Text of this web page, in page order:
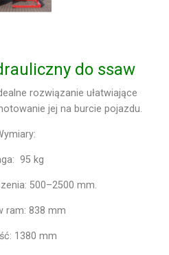
do ssaw
rozwiązanie ułatwiające
jej na burcie pojazdu.
95 kg
500–2500 mm.
ram: 838 mm
1380 mm